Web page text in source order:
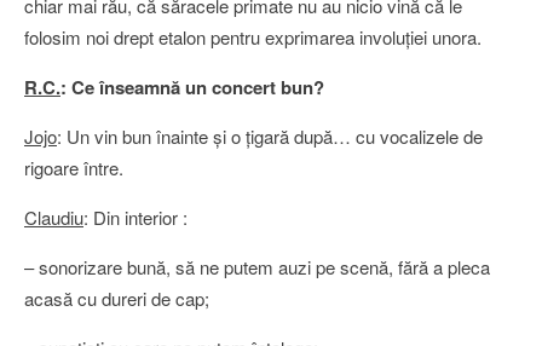
chiar mai rău, că săracele primate nu au nicio vină că le
folosim noi drept etalon pentru exprimarea involuţiei unora.
R.C.: Ce înseamnă un concert bun?
Jojo: Un vin bun înainte şi o ţigară după… cu vocalizele de
rigoare între.
Claudiu: Din interior :
– sonorizare bună, să ne putem auzi pe scenă, fără a pleca
acasă cu dureri de cap;